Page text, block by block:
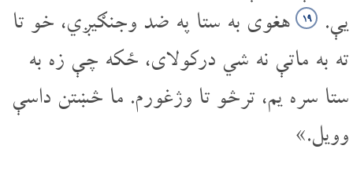
یې.
۱۹ هغوی به ستا په ضد وجنګیږي، خو تا
ته به ماتې نه شي درکولای، ځکه چې زه به
ستا سره یم، ترڅو تا وژغورم. ما څښتن داسې
وویل.»